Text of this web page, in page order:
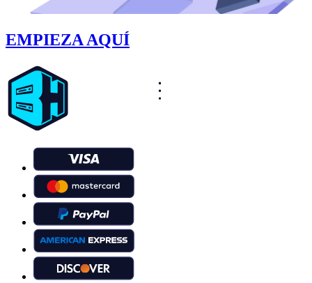
EMPIEZA AQUÍ